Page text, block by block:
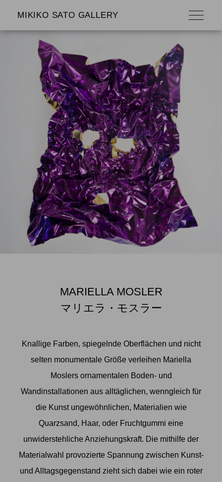
MIKIKO SATO GALLERY
MARIELLA MOSLER
マリエラ・モスラー
Knallige Farben, spiegelnde Oberflächen und nicht
selten monumentale Größe verleihen Mariella
Moslers ornamentalen Boden- und
Wandinstallationen aus alltäglichen, wenngleich für
die Kunst ungewöhnlichen, Materialien wie
Quarzsand, Haar, oder Fruchtgummi eine
unwiderstehliche Anziehungskraft. Die mithilfe der
Materialwahl provozierte Spannung zwischen Kunst-
und Alltagsgegenstand zieht sich dabei wie ein roter